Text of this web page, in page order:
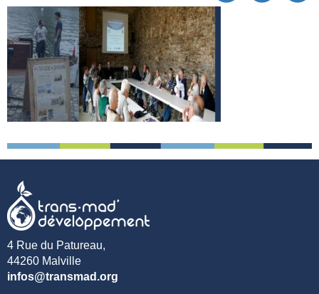
4 Rue du Patureau,
44260 Malville
infos@transmad.org